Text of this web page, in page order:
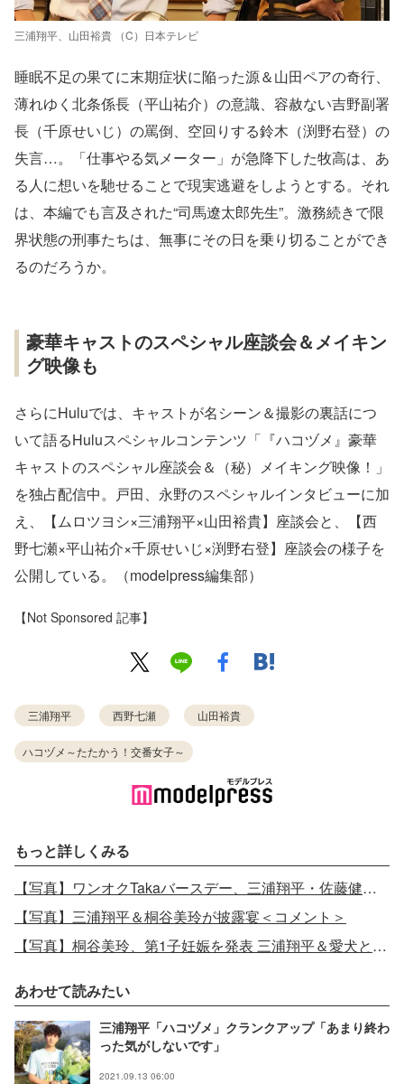
三浦翔平、山田裕貴 （C）日本テレビ
睡眠不足の果てに末期症状に陥った源＆山田ペアの奇行、
薄れゆく北条係長（平山祐介）の意識、容赦ない吉野副署
長（千原せいじ）の罵倒、空回りする鈴木（渕野右登）の
失言…。「仕事やる気メーター」が急降下した牧高は、あ
る人に想いを馳せることで現実逃避をしようとする。それ
は、本編でも言及された“司馬遼太郎先生”。激務続きで限
界状態の刑事たちは、無事にその日を乗り切ることができ
るのだろうか。
豪華キャストのスペシャル座談会＆メイキン
グ映像も
さらにHuluでは、キャストが名シーン＆撮影の裏話につ
いて語るHuluスペシャルコンテンツ「『ハコヅメ』豪華
キャストのスペシャル座談会＆（秘）メイキング映像！」
を独占配信中。戸田、永野のスペシャルインタビューに加
え、【ムロツヨシ×三浦翔平×山田裕貴】座談会と、【西
野七瀬×平山祐介×千原せいじ×渕野右登】座談会の様子を
公開している。（modelpress編集部）
【Not Sponsored 記事】
三浦翔平 西野七瀬 山田裕貴
ハコヅメ～たたかう！交番女子～
もっと詳しくみる
【写真】ワンオクTakaバースデー、三浦翔平・佐藤健ら豪華集結ショットに反響
【写真】三浦翔平＆桐谷美玲が披露宴＜コメント＞
【写真】桐谷美玲、第1子妊娠を発表 三浦翔平＆愛犬との3ショットで報告
あわせて読みたい
三浦翔平「ハコヅメ」クランクアップ「あまり終わ
った気がしないです」
2021.09.13 06:00